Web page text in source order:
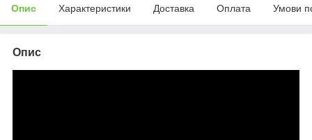
Опис Характеристики Доставка Оплата Умови
Опис